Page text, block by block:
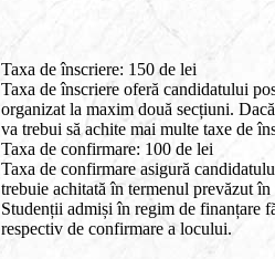
Taxa de înscriere: 150 de lei
Taxa de înscriere oferă candidatului
organizat la maxim două secțiuni.
va trebui să achite mai multe taxe de
Taxa de confirmare: 100 de lei
Taxa de confirmare asigură
trebuie achitată în termenul prevăzut
Studenții admiși în regim de finanțare
respectiv de confirmare a locului.